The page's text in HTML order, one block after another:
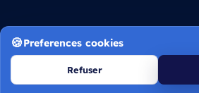
Preferences cookies
Refuser